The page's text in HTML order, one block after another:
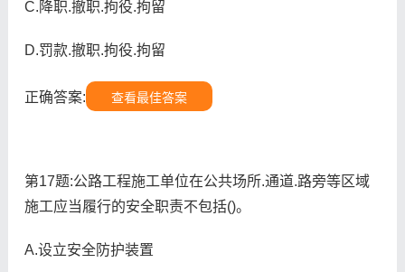
C.降职.撤职.拘役.拘留
D.罚款.撤职.拘役.拘留
正确答案: 查看最佳答案
第17题:公路工程施工单位在公共场所.通道.路旁等区域
施工应当履行的安全职责不包括()。
A.设立安全防护装置